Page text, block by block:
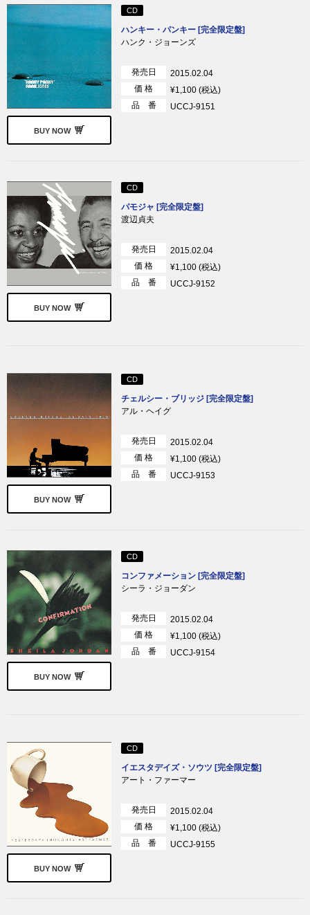
BUY NOW
CD
ハンキー・パンキー [完全限定盤]
ハンク・ジョーンズ
発売日
2015.02.04
価 格
¥1,100 (税込)
品 番
UCCJ-9151
BUY NOW
CD
パモジャ [完全限定盤]
渡辺貞夫
発売日
2015.02.04
価 格
¥1,100 (税込)
品 番
UCCJ-9152
BUY NOW
CD
チェルシー・ブリッジ [完全限定盤]
アル・ヘイグ
発売日
2015.02.04
価 格
¥1,100 (税込)
品 番
UCCJ-9153
BUY NOW
CD
コンファメーション [完全限定盤]
シーラ・ジョーダン
発売日
2015.02.04
価 格
¥1,100 (税込)
品 番
UCCJ-9154
BUY NOW
CD
イエスタデイズ・ソウツ [完全限定盤]
アート・ファーマー
発売日
2015.02.04
価 格
¥1,100 (税込)
品 番
UCCJ-9155